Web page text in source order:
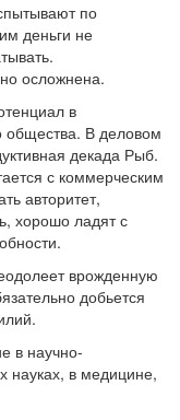
по
деньги не
осложнена.
в
общества. В деловом
декада Рыб.
с коммерческим
авторитет,
хорошо ладят с
врожденную
добьется
в научно-
науках, в медицине,